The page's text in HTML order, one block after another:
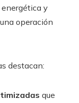
y
operación
destacan:
que